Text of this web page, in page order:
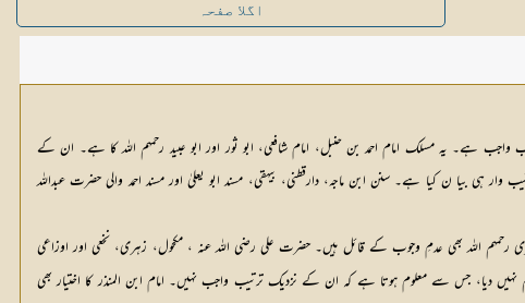
اگلا صفحہ
یہ مسلک امام احمد بن حنبل، امام شافعی، ابو ثور اور ابو عبید رحمہم اللہ کا ہے۔ ان کے
بیا ن کیا ہے۔ سنن ابن ماجہ، دارقطنی، بیہقی، مسند ابو یعلیٰ اور مسند احمد والی حضرت عبداللہ
اللہ بھی عدمِ وجوب کے قائل ہیں۔ حضرت علی رضی اللہ عنہ ، مکحول، زہری، نخعی اور اوزاعی